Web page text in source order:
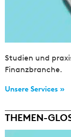
Studien und
Finanzbranche.
Unsere Services »
THEMEN-